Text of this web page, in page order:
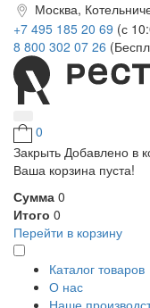
Москва,
+7 495 185 20 69 (с
8 800 302 07 26
0
Закрыть Добавлено в
Ваша корзина пуста!
Сумма 0
Итого 0
Перейти в корзину
Каталог товаров
О нас